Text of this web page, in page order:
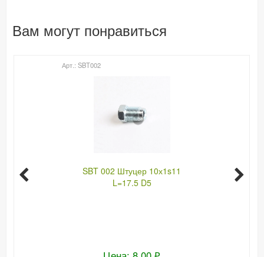
Вам могут понравиться
Арт.: SBT002
SBT 002 Штуцер 10х1s11
L=17.5 D5